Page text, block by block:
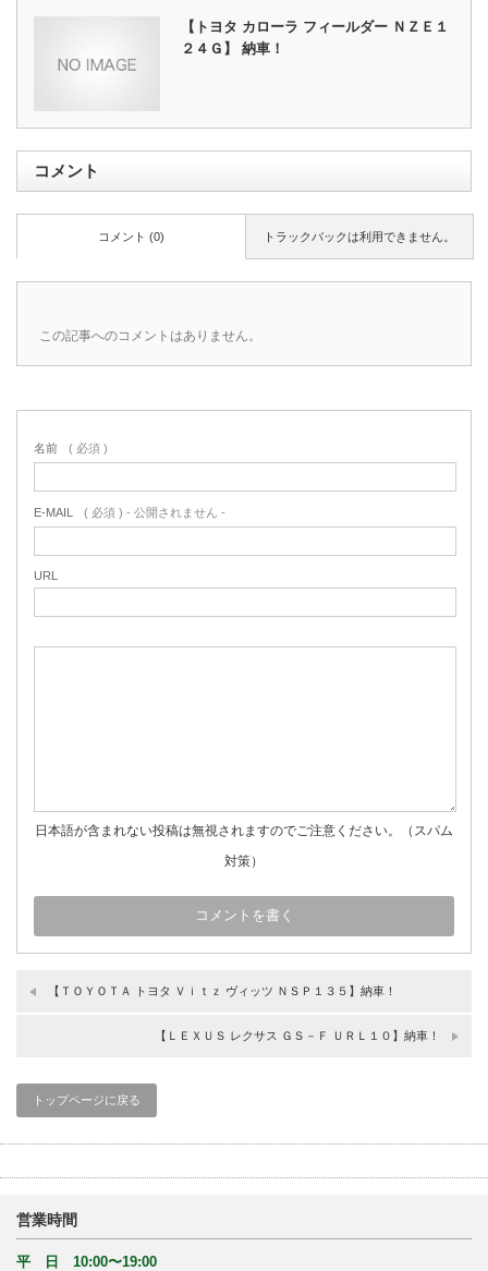
【トヨタ カローラ フィールダー ＮＺＥ１
２４Ｇ】 納車！
コメント
トラックバックは利用できません。
コメント (0)
この記事へのコメントはありません。
名前 ( 必須 )
E-MAIL ( 必須 ) - 公開されません -
URL
日本語が含まれない投稿は無視されますのでご注意ください。（スパム
対策）
【ＴＯＹＯＴＡ トヨタ Ｖｉｔｚ ヴィッツ ＮＳＰ１３５】納車！
【ＬＥＸＵＳ レクサス ＧＳ－Ｆ ＵＲＬ１０】納車！
トップページに戻る
営業時間
平 日 10:00〜19:00